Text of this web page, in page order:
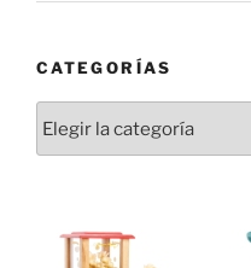
CATEGORÍAS